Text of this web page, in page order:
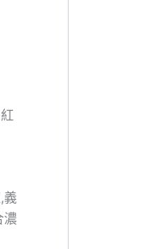
義
濃